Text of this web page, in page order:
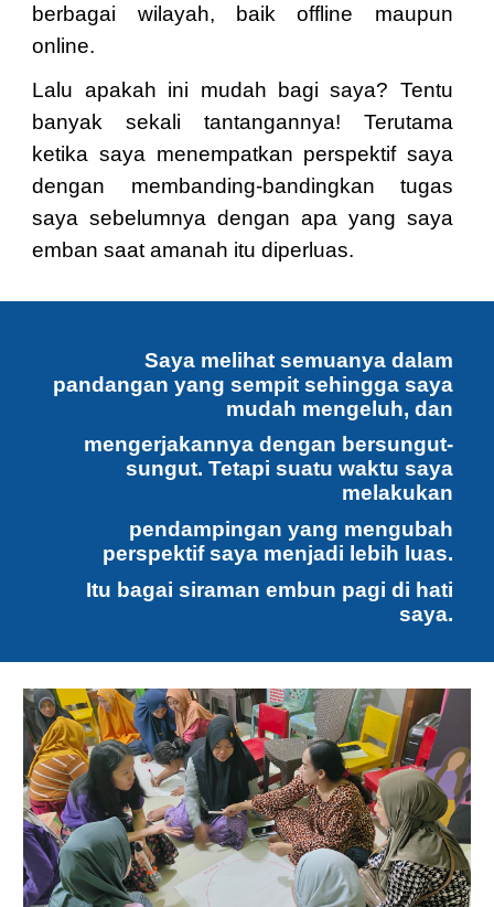
berbagai wilayah, baik offline maupun
online.
Lalu apakah ini mudah bagi saya? Tentu
banyak sekali tantangannya! Terutama
ketika saya menempatkan perspektif saya
dengan membanding-bandingkan tugas
saya sebelumnya dengan apa yang saya
emban saat amanah itu diperluas.
Saya melihat semuanya dalam
pandangan yang sempit sehingga saya
mudah mengeluh, dan
mengerjakannya dengan bersungut-
sungut. Tetapi suatu waktu saya
melakukan
pendampingan yang mengubah
perspektif saya menjadi lebih luas.
Itu bagai siraman embun pagi di hati
saya.